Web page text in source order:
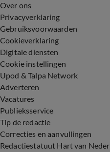
Over ons
Privacyverklaring
Gebruiksvoorwaarden
Cookieverklaring
Digitale diensten
Cookie instellingen
Upod & Talpa Network
Adverteren
Vacatures
Publieksservice
Tip de redactie
Correcties en aanvullingen
Redactiestatuut Hart van